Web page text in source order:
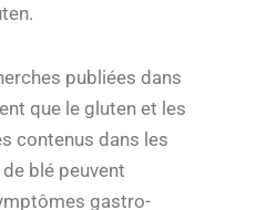
publiées dans
que le gluten et les
contenus dans les
blé peuvent
gastro-